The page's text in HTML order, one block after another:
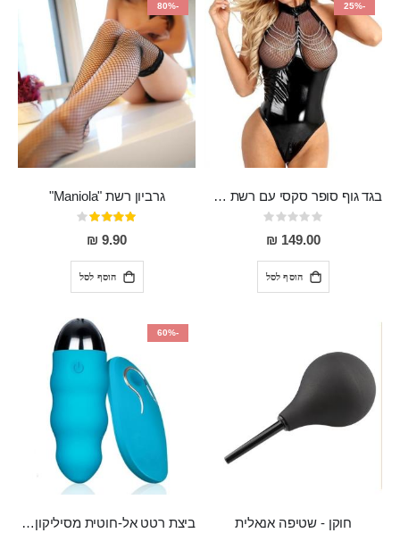
-25%
בגד גוף סופר סקסי עם רשת שקופה בחזה ושרשרות מלמעלה וריצרץ מלמטה Pan במפשעה
Rating:
0%
149.00 ₪
הוסף לסל
-80%
גרביון רשת "Maniola"
דירוג:
80%
9.90 ₪
הוסף לסל
חוקן - שטיפה אנאלית
-60%
ביצת רטט אל-חוטית מסיליקון רפואי בגודל של 8 ס"מ ורוחב 3 ס"מ בעלת 20 מהירויות שונות "ENKI"